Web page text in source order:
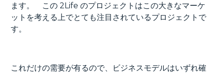
ます。 この 2Life のプロジェクトはこの大きなマーケ
ットを考える上でとても注目されているプロジェクトで
す。
これだけの需要が有るので、ビジネスモデルはいずれ確